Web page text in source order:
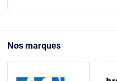
Nos marques